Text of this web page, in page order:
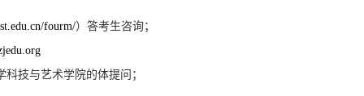
fourm/）答考生咨询；
技与艺术学院的体提问；